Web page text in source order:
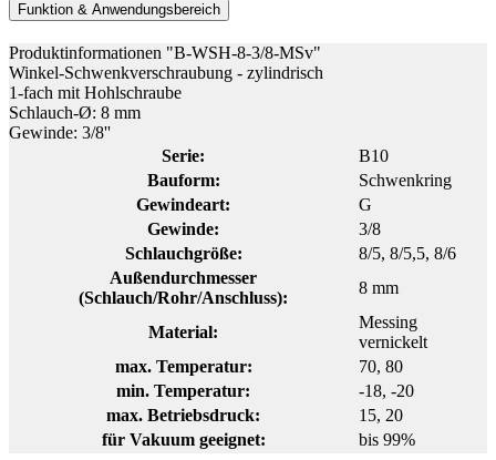
Funktion & Anwendungsbereich
Produktinformationen "B-WSH-8-3/8-MSv"
Winkel-Schwenkverschraubung - zylindrisch
1-fach mit Hohlschraube
Schlauch-Ø: 8 mm
Gewinde: 3/8''
Serie:
B10
Bauform:
Schwenkring
Gewindeart:
G
Gewinde:
3/8
Schlauchgröße:
8/5, 8/5,5, 8/6
Außendurchmesser
(Schlauch/Rohr/Anschluss):
8 mm
Material:
Messing
vernickelt
max. Temperatur:
70, 80
min. Temperatur:
-18, -20
max. Betriebsdruck:
15, 20
für Vakuum geeignet:
bis 99%